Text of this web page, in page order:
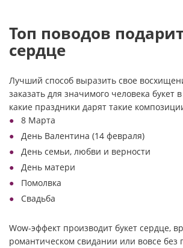
Топ поводов
сердце
Лучший способ выразить свое
заказать для значимого человека букет
какие праздники дарят такие
8 Марта
День Валентина (14 февраля)
День семьи, любви и верности
День матери
Помолвка
Свадьба
Wow-эффект производит букет сердце,
романтическом свидании или вовсе без